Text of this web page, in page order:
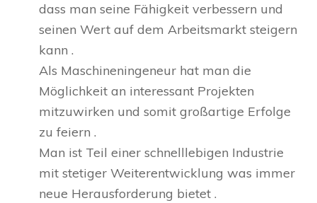
dass man seine Fähigkeit verbessern und
seinen Wert auf dem Arbeitsmarkt steigern
kann .
Als Maschineningeneur hat man die
Möglichkeit an interessant Projekten
mitzuwirken und somit großartige Erfolge
zu feiern .
Man ist Teil einer schnelllebigen Industrie
mit stetiger Weiterentwicklung was immer
neue Herausforderung bietet .